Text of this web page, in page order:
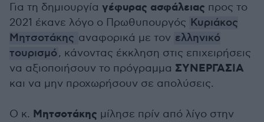
Για τη δημιουργία γέφυρας ασφάλειας προς το
2021 έκανε λόγο ο Πρωθυπουργός Κυριάκος
Μητσοτάκης αναφορικά με τον ελληνικό
τουρισμό, κάνοντας έκκληση στις επιχειρήσεις
να αξιοποιήσουν το πρόγραμμα ΣΥΝΕΡΓΑΣΙΑ
και να μην προχωρήσουν σε απολύσεις.
Ο κ. Μητσοτάκης μίλησε πρίν από λίγο στην